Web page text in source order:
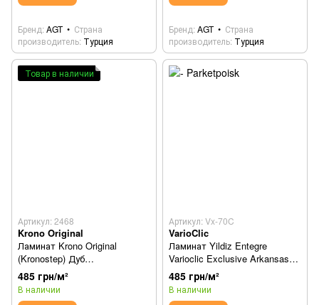
Бренд AGT
Страна
производитель Турция
Бренд AGT
Страна
производитель Турция
Товар в наличии
Артикул: 2468
Krono Original
Ламинат Krono Original
(Kronostep) Дуб
Старопольський 2468
485 грн/м²
В наличии
Артикул: Vx-70C
VarioClic
Ламинат Yildiz Entegre
Varioclic Exclusive Arkansas
Vx-70C
485 грн/м²
В наличии